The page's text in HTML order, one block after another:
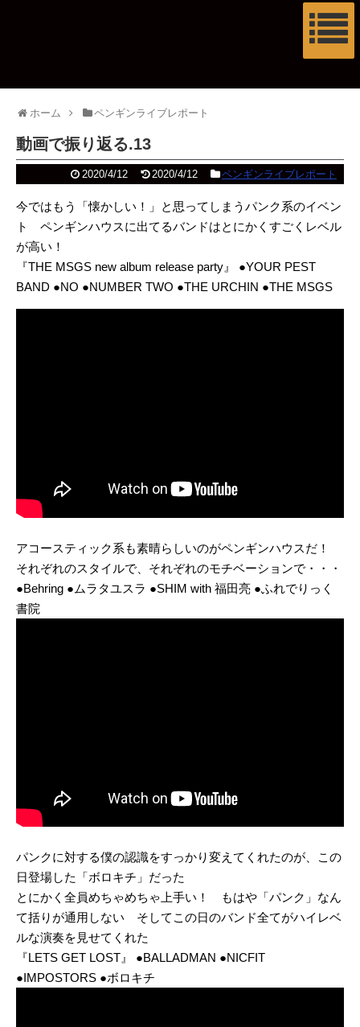
ホーム ペンギンライブレポート
動画で振り返る.13
2020/4/12 2020/4/12 ペンギンライブレポート
今ではもう「懐かしい！」と思ってしまうパンク系のイベン
ト ペンギンハウスに出てるバンドはとにかくすごくレベル
が高い！
『THE MSGS new album release party』 ●YOUR PEST
BAND ●NO ●NUMBER TWO ●THE URCHIN ●THE MSGS
アコースティック系も素晴らしいのがペンギンハウスだ！
それぞれのスタイルで、それぞれのモチベーションで・・・
●Behring ●ムラタユスラ ●SHIM with 福田亮 ●ふれでりっく
書院
パンクに対する僕の認識をすっかり変えてくれたのが、この
日登場した「ボロキチ」だった
とにかく全員めちゃめちゃ上手い！ もはや「パンク」なん
て括りが通用しない そしてこの日のバンド全てがハイレベ
ルな演奏を見せてくれた
『LETS GET LOST』 ●BALLADMAN ●NICFIT
●IMPOSTORS ●ボロキチ